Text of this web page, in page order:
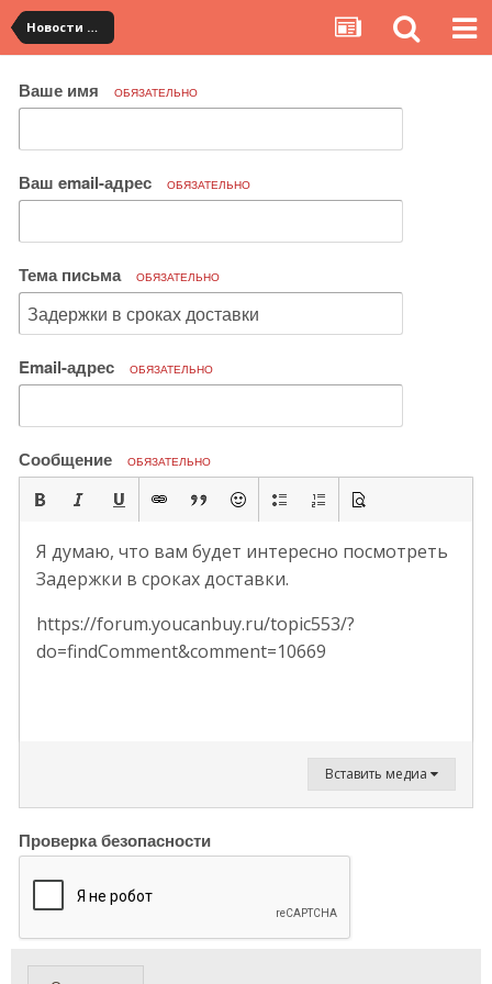
Новости сервиса
Ваше имя ОБЯЗАТЕЛЬНО
Ваш email-адрес ОБЯЗАТЕЛЬНО
Тема письма ОБЯЗАТЕЛЬНО
Email-адрес ОБЯЗАТЕЛЬНО
Сообщение ОБЯЗАТЕЛЬНО
Я думаю, что вам будет интересно посмотреть
Задержки в сроках доставки.
https://forum.youcanbuy.ru/topic553/?
do=findComment&comment=10669
Вставить медиа
Проверка безопасности